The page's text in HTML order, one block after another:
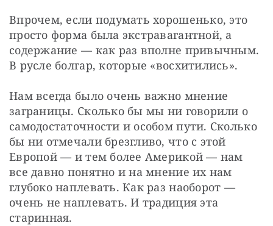
Впрочем, если подумать хорошенько, это
просто форма была экстравагантной, а
содержание — как раз вполне привычным.
В русле болгар, которые «восхитились».
Нам всегда было очень важно мнение
заграницы. Сколько бы мы ни говорили о
самодостаточности и особом пути. Сколько
бы ни отмечали брезгливо, что с этой
Европой — и тем более Америкой — нам
все давно понятно и на мнение их нам
глубоко наплевать. Как раз наоборот —
очень не наплевать. И традиция эта
старинная.